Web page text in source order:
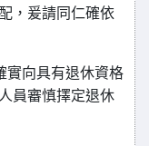
，爰請同仁確依
實向具有退休資格
員審慎擇定退休